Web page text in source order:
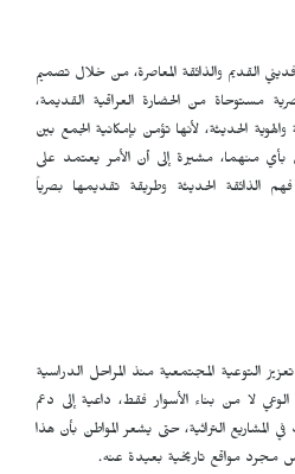
القديم والذائقة المعاصرة، من خلال تصميم
مستوحاة من الحضارة العراقية القديمة،
الحديثة، لأنها تؤمن بإمكانية الجمع بين
بأي منهما، مشيرة إلى أن الأمر يعتمد على
الذائقة الحديثة وطريقة تقديمها بصرياً
التوعية المجتمعية منذ المراحل الدراسية
الوعي لا من بناء الأسوار فقط، داعية إلى دعم
في المشاريع التراثية، حتى يشعر المواطن بأن هذا
مجرد مواقع تاريخية بعيدة عنه.